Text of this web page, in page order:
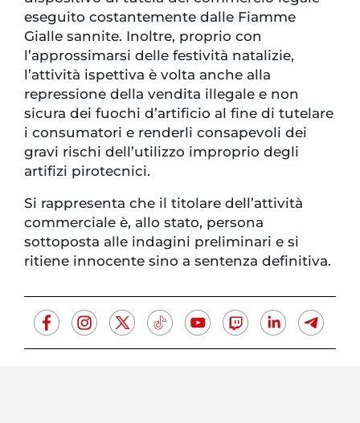
eseguito costantemente dalle Fiamme
Gialle sannite. Inoltre, proprio con
l’approssimarsi delle festività natalizie,
l’attività ispettiva è volta anche alla
repressione della vendita illegale e non
sicura dei fuochi d’artificio al fine di tutelare
i consumatori e renderli consapevoli dei
gravi rischi dell’utilizzo improprio degli
artifizi pirotecnici.
Si rappresenta che il titolare dell’attività
commerciale è, allo stato, persona
sottoposta alle indagini preliminari e si
ritiene innocente sino a sentenza definitiva.